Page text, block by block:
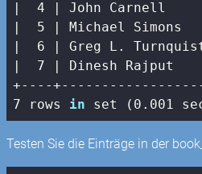
|  4 |
John
5
| Michael Simons
|  6 |
Greg L.
7
| Dinesh Rajput
7 rows in set ( 0 . 001
Testen Sie die Einträge in der